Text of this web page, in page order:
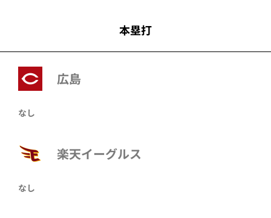
本塁打
広島
なし
楽天イーグルス
なし